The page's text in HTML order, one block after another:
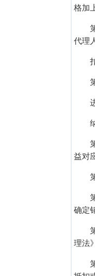
格加
代理
益对
确定
理法